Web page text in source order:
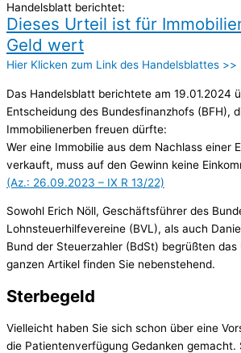
Handelsblatt berichtet:
Dieses Urteil ist für
Geld wert
Hier Klicken zum Link des Handelsblattes >>
Das Handelsblatt berichtete am 19.01.2024
Entscheidung des Bundesfinanzhofs (BFH),
Immobilienerben freuen dürfte:
Wer eine Immobilie aus dem Nachlass einer
verkauft, muss auf den Gewinn keine
(Az.: 26.09.2023 – IX R 13/22)
Sowohl Erich Nöll, Geschäftsführer des
Lohnsteuerhilfevereine (BVL), als auch
Bund der Steuerzahler (BdSt) begrüßten das
ganzen Artikel finden Sie nebenstehend.
Sterbegeld
Vielleicht haben Sie sich schon über eine
die Patientenverfügung Gedanken gemacht.